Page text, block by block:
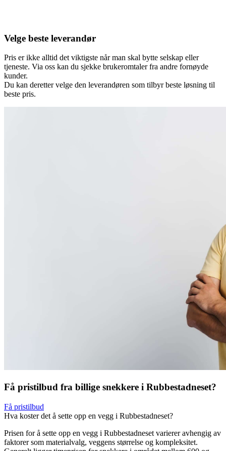
Velge beste leverandør
Pris er ikke alltid det viktigste når man skal bytte selskap eller
tjeneste. Via oss kan du sjekke brukeromtaler fra andre fornøyde
kunder.
Du kan deretter velge den leverandøren som tilbyr beste løsning til
beste pris.
Få pristilbud fra billige snekkere i Rubbestadneset?
Få pristilbud
Hva koster det å sette opp en vegg i Rubbestadneset?
Prisen for å sette opp en vegg i Rubbestadneset varierer avhengig av
faktorer som materialvalg, veggens størrelse og kompleksitet.